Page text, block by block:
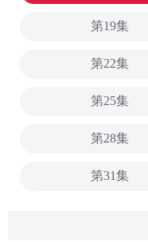
第19集
第22集
第25集
第28集
第31集